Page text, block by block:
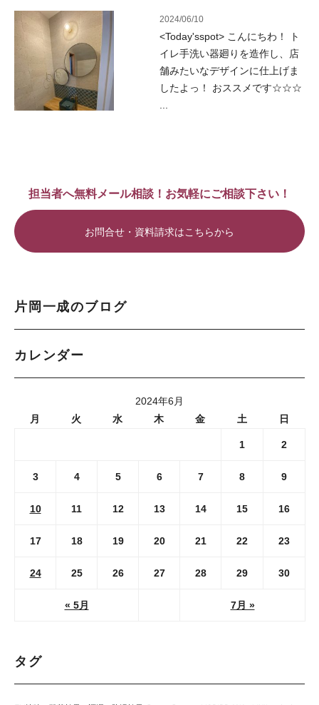
2024/06/10
<Today'sspot> こんにちわ！ ト
イレ手洗い器廻りを造作し、店
舗みたいなデザインに仕上げま
したよっ！ おススメです☆☆☆
担当者へ無料メール相談！お気軽にご相談下さい！
お問合せ・資料請求はこちらから
片岡一成のブログ
カレンダー
2024年6月
月
火 水 木 金 土 日
« 5月 7月 »
1 2
3 4 5 6 7 8 9
10 11 12 13 14 15 16
17 18 19 20 21 22 23
24 25 26 27 28 29 30
タグ